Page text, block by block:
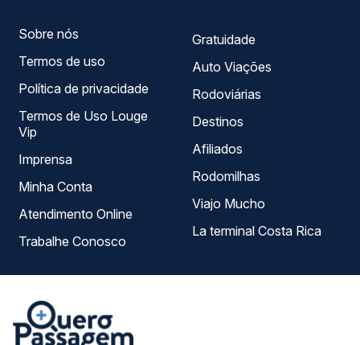
Sobre nós
Termos de uso
Política de privacidade
Termos de Uso Louge
Vip
Imprensa
Minha Conta
Atendimento Online
Trabalhe Conosco
Gratuidade
Auto Viações
Rodoviárias
Destinos
Afiliados
Rodomilhas
Viajo Mucho
La terminal Costa Rica